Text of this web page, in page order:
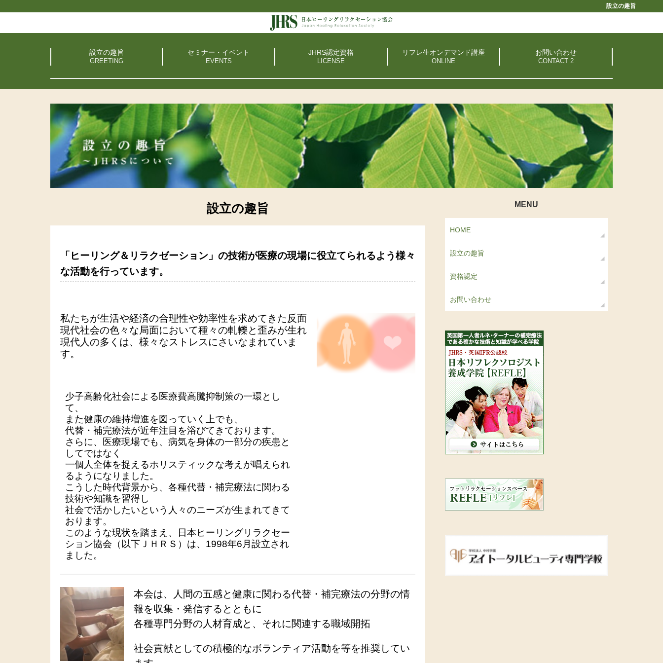
設立の趣旨
設立の趣旨 セミナー・イベント JHRS認定資格 リフレ生オンデマンド講座 お問い合わせ
設立の趣旨
「ヒーリング＆リラクゼーション」の技術が医療の現場に役立てられるよう様々
な活動を行っています。
私たちが生活や経済の合理性や効率性を求めてきた反面
現代社会の色々な局面において種々の軋轢と歪みが生れ
現代人の多くは、様々なストレスにさいなまれていま
す。
少子高齢化社会による医療費高騰抑制策の一環とし
て、
また健康の維持増進を図っていく上でも、
代替・補完療法が近年注目を浴びてきております。
さらに、医療現場でも、病気を身体の一部分の疾患と
してではなく
一個人全体を捉えるホリスティックな考えが唱えられ
るようになりました。
こうした時代背景から、各種代替・補完療法に関わる
技術や知識を習得し
社会で活かしたいという人々のニーズが生まれてきて
おります。
このような現状を踏まえ、日本ヒーリングリラクセー
ション協会（以下ＪＨＲＳ）は、1998年6月設立され
ました。
本会は、人間の五感と健康に関わる代替・補完療法の分野の情
報を収集・発信するとともに
各種専門分野の人材育成と、それに関連する職域開拓
社会貢献としての積極的なボランティア活動を等を推奨してい
MENU
HOME
設立の趣旨
資格認定
お問い合わせ